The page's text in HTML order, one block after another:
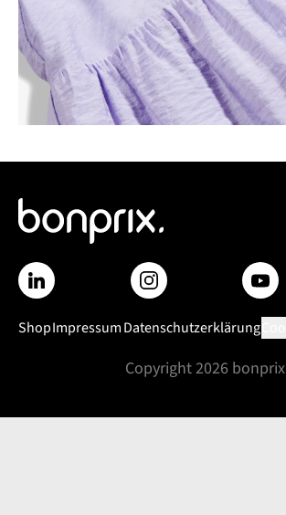
Copyright2026bonprix
ShopImpressumDatenschutzerklärung